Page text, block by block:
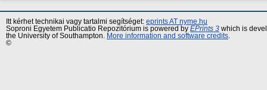
Itt kérhet technikai vagy tartalmi segítséget: eprints AT nyme.hu
Soproni Egyetem Publicatio Repozitórium is powered by EPrints 3 which is
the University of Southampton.
More information and software credits
©